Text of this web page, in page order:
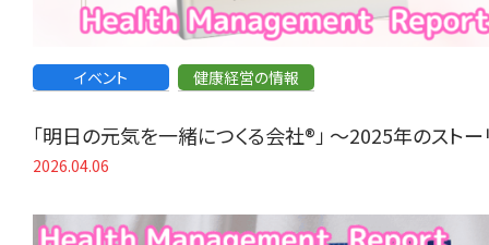
イベント 健康経営の情報
「明日の元気を一緒につくる会社®」 〜2025年のスト
2026.04.06